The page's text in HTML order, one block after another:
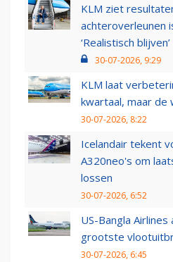
KLM ziet
achteroverleunen
‘Realistisch blijven’
30-07-2026, 9:29
KLM laat
kwartaal, maar de
30-07-2026, 8:22
Icelandair tekent
A320neo's om
lossen
30-07-2026, 6:52
US-Bangla
grootste
30-07-2026, 6:45